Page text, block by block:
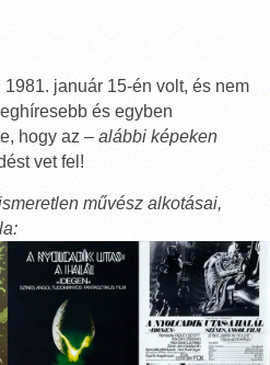
január 15-én volt, és nem
és egyben
hogy az – alábbi képeken
vet fel!
művész alkotásai,